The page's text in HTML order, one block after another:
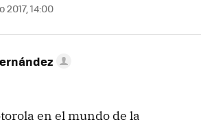
14:00
en el mundo de la